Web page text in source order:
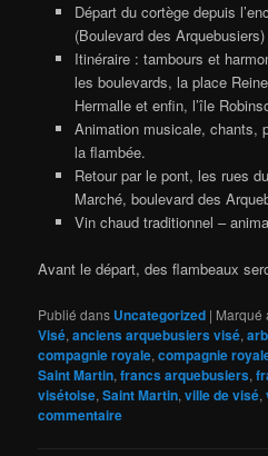
Départ du cortège depuis
(Boulevard des
Itinéraire : tambours et
les boulevards, la place
Hermalle et enfin, l’île
Animation musicale, chants,
la flambée.
Retour par le pont, les rues
Marché, boulevard des
Vin chaud traditionnel –
Avant le départ, des flambeaux
Publié dans Uncategorized | Marqué
Visé,anciens arquebusiers visé,
compagnie royale,compagnie
Saint Martin,francs arquebusiers,
visétoise,Saint Martin,ville de visé,
commentaire